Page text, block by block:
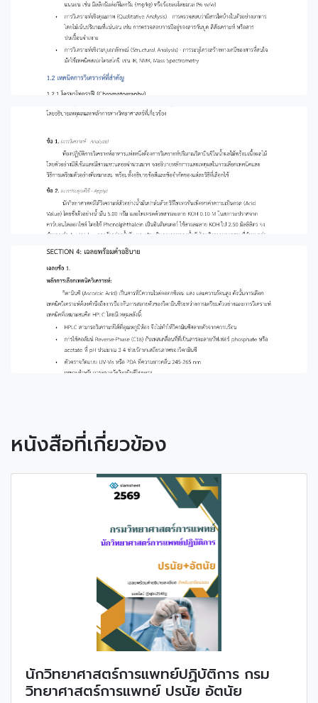
หนังสือที่เกี่ยวข้อง
นักวิทยาศาสตร์การแพทย์ปฏิบัติการ กรม
วิทยาศาสตร์การแพทย์ ปรนัย อัตนัย